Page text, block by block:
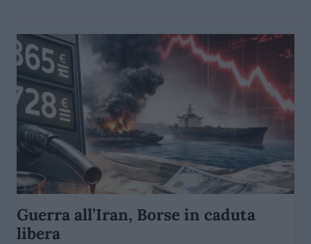
Guerra all’Iran, Borse in caduta
libera